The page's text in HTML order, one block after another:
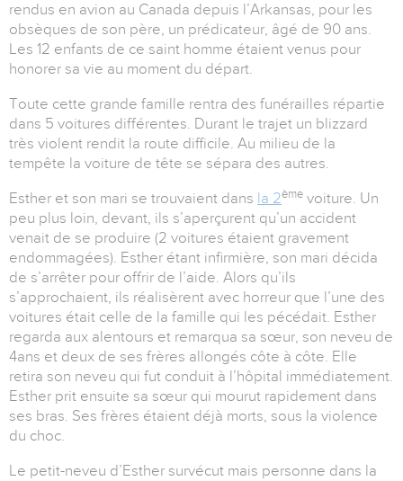
rendus en avion au Canada depuis l’Arkansas, pour les
obsèques de son père, un prédicateur, âgé de 90 ans.
Les 12 enfants de ce saint homme étaient venus pour
honorer sa vie au moment du départ.
Toute cette grande famille rentra des funérailles répartie
dans 5 voitures différentes. Durant le trajet un blizzard
très violent rendit la route difficile. Au milieu de la
tempête la voiture de tête se sépara des autres.
Esther et son mari se trouvaient dans la 2ème voiture. Un
peu plus loin, devant, ils s’aperçurent qu’un accident
venait de se produire (2 voitures étaient gravement
endommagées). Esther étant infirmière, son mari décida
de s’arrêter pour offrir de l’aide. Alors qu’ils
s’approchaient, ils réalisèrent avec horreur que l’une des
voitures était celle de la famille qui les pécédait. Esther
regarda aux alentours et remarqua sa sœur, son neveu de
4ans et deux de ses frères allongés côte à côte. Elle
retira son neveu qui fut conduit à l’hôpital immédiatement.
Esther prit ensuite sa sœur qui mourut rapidement dans
ses bras. Ses frères étaient déjà morts, sous la violence
du choc.
Le petit-neveu d’Esther survécut mais personne dans la